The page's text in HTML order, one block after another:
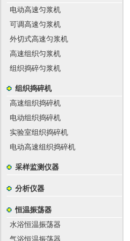
电动高速匀浆机
可调高速匀浆机
外切式高速匀浆机
高速组织匀浆机
组织捣碎匀浆机
组织捣碎机
高速组织捣碎机
电动组织捣碎机
实验室组织捣碎机
电动高速组织捣碎机
采样监测仪器
分析仪器
恒温振荡器
水浴恒温振荡器
气浴恒温振荡器